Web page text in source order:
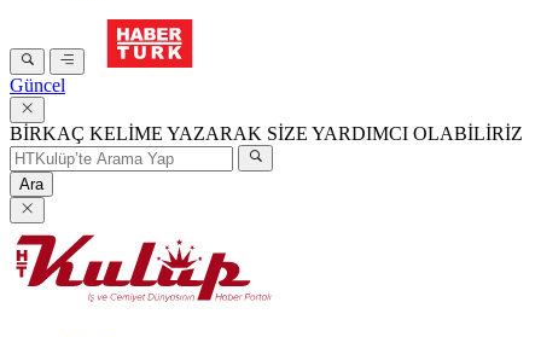
Güncel
BİRKAÇ KELİME YAZARAK SİZE YARDIMCI OLABİLİRİZ
Ara